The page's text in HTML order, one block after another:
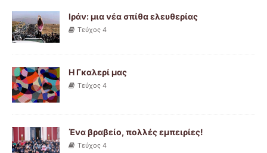
Ιράν: μια νέα σπίθα ελευθερίας
Τεύχος 4
Η Γκαλερί μας
Τεύχος 4
Ένα βραβείο, πολλές εμπειρίες!
Τεύχος 4